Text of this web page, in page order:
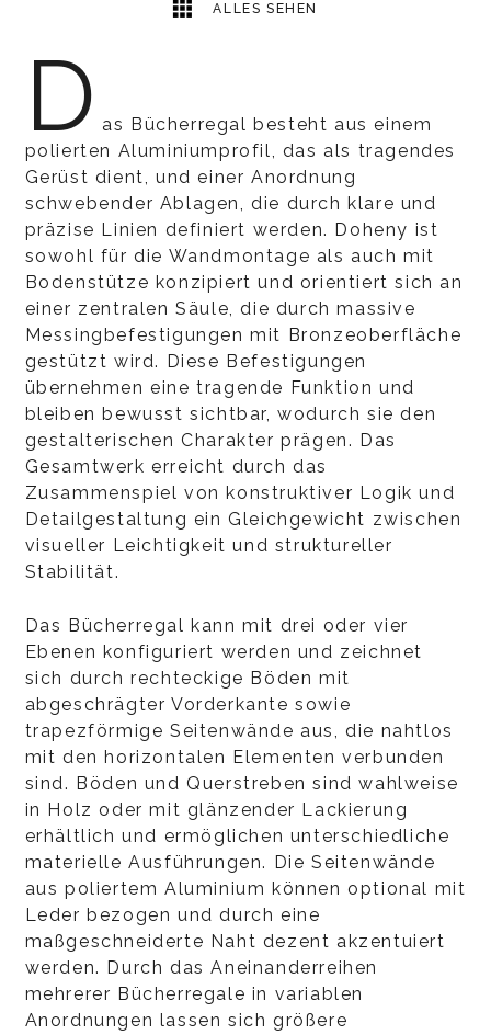
ALLES SEHEN
D as Bücherregal besteht aus einem
polierten Aluminiumprofil, das als tragendes
Gerüst dient, und einer Anordnung
schwebender Ablagen, die durch klare und
präzise Linien definiert werden. Doheny ist
sowohl für die Wandmontage als auch mit
Bodenstütze konzipiert und orientiert sich an
einer zentralen Säule, die durch massive
Messingbefestigungen mit Bronzeoberfläche
gestützt wird. Diese Befestigungen
übernehmen eine tragende Funktion und
bleiben bewusst sichtbar, wodurch sie den
gestalterischen Charakter prägen. Das
Gesamtwerk erreicht durch das
Zusammenspiel von konstruktiver Logik und
Detailgestaltung ein Gleichgewicht zwischen
visueller Leichtigkeit und struktureller
Stabilität.
Das Bücherregal kann mit drei oder vier
Ebenen konfiguriert werden und zeichnet
sich durch rechteckige Böden mit
abgeschrägter Vorderkante sowie
trapezförmige Seitenwände aus, die nahtlos
mit den horizontalen Elementen verbunden
sind. Böden und Querstreben sind wahlweise
in Holz oder mit glänzender Lackierung
erhältlich und ermöglichen unterschiedliche
materielle Ausführungen. Die Seitenwände
aus poliertem Aluminium können optional mit
Leder bezogen und durch eine
maßgeschneiderte Naht dezent akzentuiert
werden. Durch das Aneinanderreihen
mehrerer Bücherregale in variablen
Anordnungen lassen sich größere